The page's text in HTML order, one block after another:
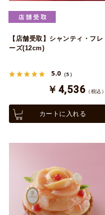
【店舗受取】シャンティ・フレ
ーズ(12cm)
5.0 （5）
￥4,536 （税込）
カートに入れる